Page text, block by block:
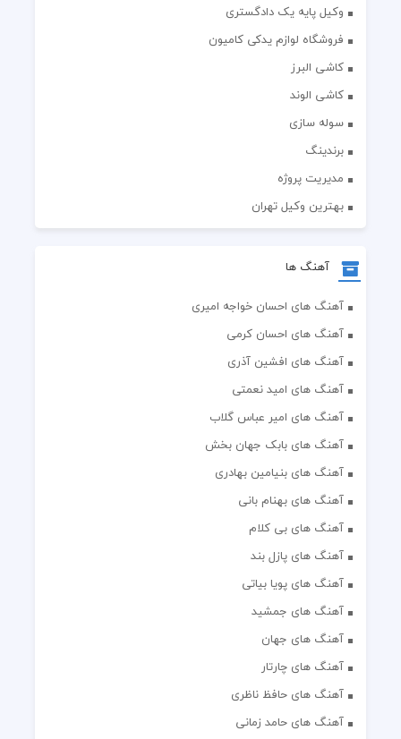
وکیل پایه یک دادگستری
فروشگاه لوازم یدکی کامیون
کاشی البرز
کاشی الوند
سوله سازی
برندینگ
مدیریت پروژه
بهترین وکیل تهران
آهنگ ها
آهنگ های احسان خواجه امیری
آهنگ های احسان کرمی
آهنگ های افشین آذری
آهنگ های امید نعمتی
آهنگ های امیر عباس گلاب
آهنگ های بابک جهان بخش
آهنگ های بنیامین بهادری
آهنگ های بهنام بانی
آهنگ های بی کلام
آهنگ های پازل بند
آهنگ های پویا بیاتی
آهنگ های جمشید
آهنگ های جهان
آهنگ های چارتار
آهنگ های حافظ ناظری
آهنگ های حامد زمانی